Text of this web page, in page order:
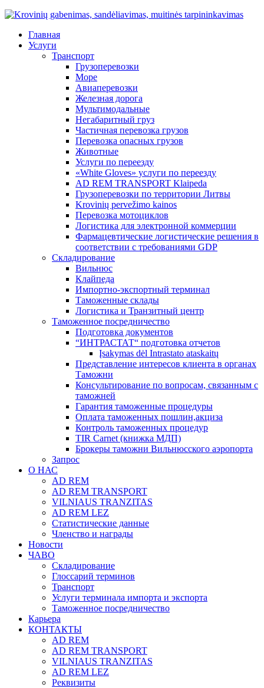
Главная
Услуги
Транспорт
Грузоперевозки
Море
Авиаперевозки
Железная дорога
Мультимодальные
Негабаритный груз
Частичная перевозка грузов
Перевозка опасных грузов
Животные
Услуги по переезду
«White Gloves» услуги по переезду
AD REM TRANSPORT Klaipeda
Грузоперевозки по территории Литвы
Krovinių pervežimo kainos
Перевозка мотоциклов
Логистика для электронной коммерции
Фармацевтические логистические решения в
соответствии с требованиями GDP
Складирование
Вильнюс
Клайпеда
Импортно-экспортный терминал
Таможенные склады
Логистика и Транзитный центр
Таможенное посредничество
Подготовка документов
“ИНТРАСТАТ“ подготовка отчетов
Įsakymas dėl Intrastato ataskaitų
Представление интересов клиента в органах
Таможни
Консультирование по вопросам, связанным с
таможней
Гарантия таможенные процедуры
Оплата таможенных пошлин,акциза
Контроль таможенных процедур
TIR Carnet (книжка МДП)
Брокеры таможни Вильнюсского аэропорта
Запрос
О НАС
AD REM
AD REM TRANSPORT
VILNIAUS TRANZITAS
AD REM LEZ
Статистические данные
Членство и награды
Новости
ЧАВО
Складирование
Глоссарий терминов
Транспорт
Услуги терминала импорта и экспорта
Таможенное посредничество
Карьера
КОНТАКТЫ
AD REM
AD REM TRANSPORT
VILNIAUS TRANZITAS
AD REM LEZ
Реквизиты